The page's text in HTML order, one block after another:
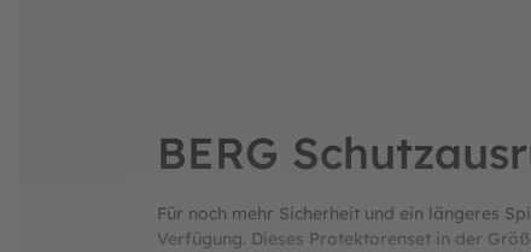
BERG
Für noch mehr Sicherheit und ein längeres
Verfügung. Dieses Protektorenset in der